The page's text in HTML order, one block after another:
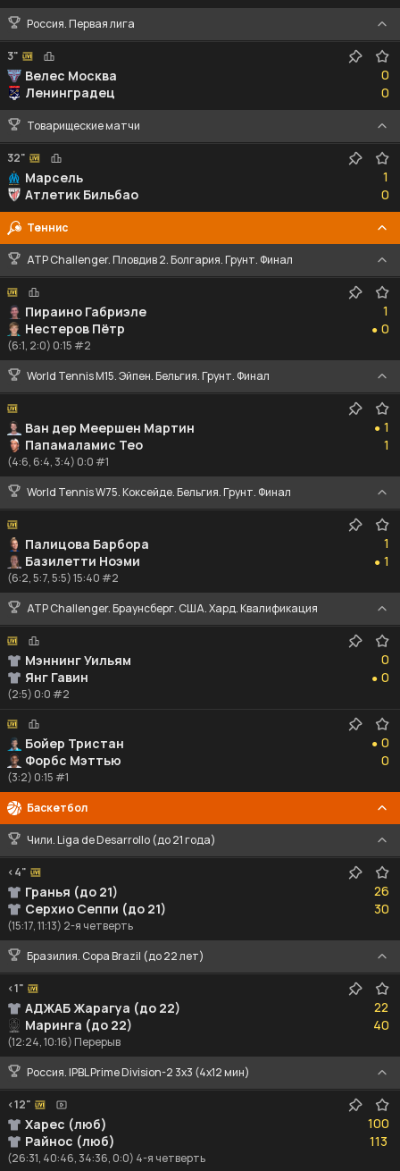
Россия. Первая лига
3"
Велес Москва
Ленинградец
0
0
0
0
Товарищеские матчи
32"
Марсель
Атлетик Бильбао
1
10
0
Теннис
ATP Challenger. Пловдив 2. Болгария. Грунт. Финал
Пираино Габриэле
Нестеров Пётр
1
1
●
0
0
(6:1, 2:0) 0:15 #2
World Tennis M15. Эйпен. Бельгия. Грунт. Финал
Ван дер Меершен Мартин
Папамаламис Тео
●
1
11
1
(4:6, 6:4, 3:4) 0:0 #1
World Tennis W75. Коксейде. Бельгия. Грунт. Финал
Палицова Барбора
Базилетти Ноэми
1
1
●
1
1
(6:2, 5:7, 5:5) 15:40 #2
ATP Challenger. Браунсберг. США. Хард. Квалификация
Мэннинг Уильям
Янг Гавин
0
0
●
0
0
(2:5) 0:0 #2
Бойер Тристан
Форбс Мэттью
●
0
0
0
0
(3:2) 0:15 #1
Баскетбол
Чили. Liga de Desarrollo (до 21 года)
<4"
Гранья (до 21)
Серхио Сеппи (до 21)
26
26
30
30
(15:17, 11:13) 2-я четверть
Бразилия. Copa Brazil (до 22 лет)
<1"
АДЖАБ Жарагуа (до 22)
Маринга (до 22)
22
22
40
40
(12:24, 10:16) Перерыв
Россия. IPBL Prime Division-2 3x3 (4x12 мин)
<12"
Харес (люб)
Райнос (люб)
100
100
113
113
(26:31, 40:46, 34:36, 0:0) 4-я четверть